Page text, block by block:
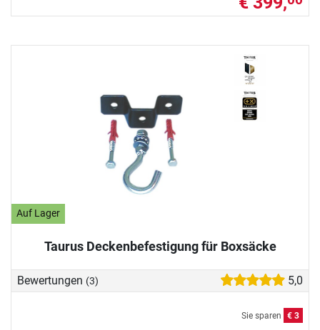
Auf Lager
Taurus Deckenbefestigung für Boxsäcke
Bewertungen (3) 5,0
Sie sparen € 3